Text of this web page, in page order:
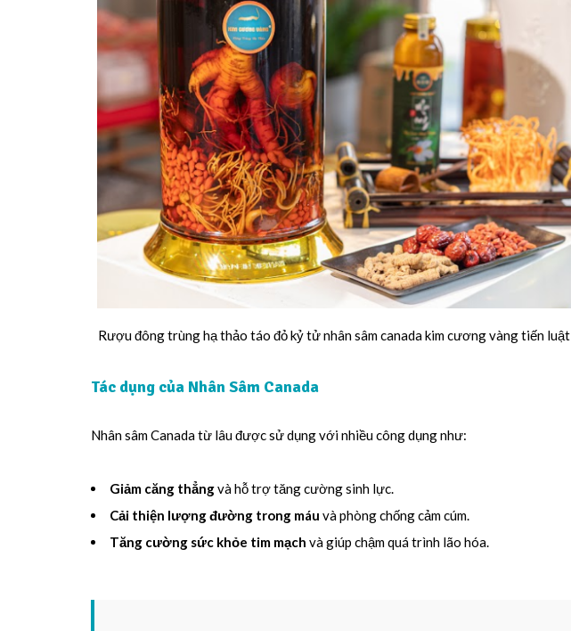
Rượu đông trùng hạ thảo táo đỏ kỷ tử nhân sâm canada kim cương vàng tiến luật
Tác dụng của Nhân Sâm Canada
Nhân sâm Canada từ lâu được sử dụng với nhiều công dụng như:
Giảm căng thẳngvà hỗ trợ tăng cường sinh lực.
Cải thiện lượng đường trong máu và phòng chống cảm cúm.
Tăng cường sức khỏe tim mạch và giúp chậm quá trình lão hóa.